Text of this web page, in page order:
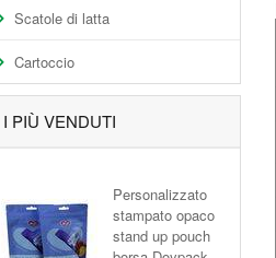
Scatole di latta
Cartoccio
I PIÙ VENDUTI
Personalizzato
stampato opaco
stand up pouch